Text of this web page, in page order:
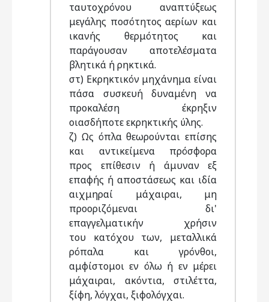
ταυτοχρόνου αναπτύξεως
μεγάλης ποσότητος αερίων και
ικανής θερμότητος και
παράγουσαν αποτελέσματα
βλητικά ή ρηκτικά.
στ) Εκρηκτικόν μηχάνημα είναι
πάσα συσκευή δυναμένη να
προκαλέση έκρηξιν
οιασδήποτε εκρηκτικής ύλης.
ζ) Ως όπλα θεωρούνται επίσης
και αντικείμενα πρόσφορα
προς επίθεσιν ή άμυναν εξ
επαφής ή αποστάσεως και ιδία
αιχμηραί μάχαιραι, μη
προοριζόμεναι δι'
επαγγελματικήν χρήσιν
του κατόχου των, μεταλλικά
ρόπαλα και γρόνθοι,
αμφίστομοι εν όλω ή εν μέρει
μάχαιραι, ακόντια, στιλέττα,
ξίφη, λόγχαι, ξιφολόγχαι.